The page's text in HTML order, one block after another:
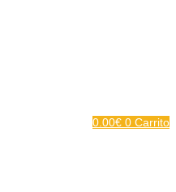
0.00€ 0 Carrito